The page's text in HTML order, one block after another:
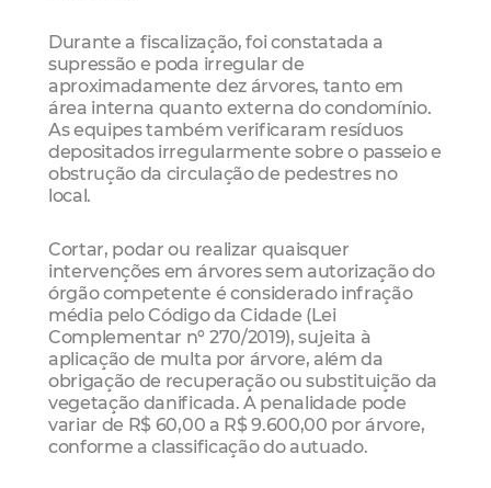
Durante a fiscalização, foi constatada a
supressão e poda irregular de
aproximadamente dez árvores, tanto em
área interna quanto externa do condomínio.
As equipes também verificaram resíduos
depositados irregularmente sobre o passeio e
obstrução da circulação de pedestres no
local.
Cortar, podar ou realizar quaisquer
intervenções em árvores sem autorização do
órgão competente é considerado infração
média pelo Código da Cidade (Lei
Complementar nº 270/2019), sujeita à
aplicação de multa por árvore, além da
obrigação de recuperação ou substituição da
vegetação danificada. A penalidade pode
variar de R$ 60,00 a R$ 9.600,00 por árvore,
conforme a classificação do autuado.